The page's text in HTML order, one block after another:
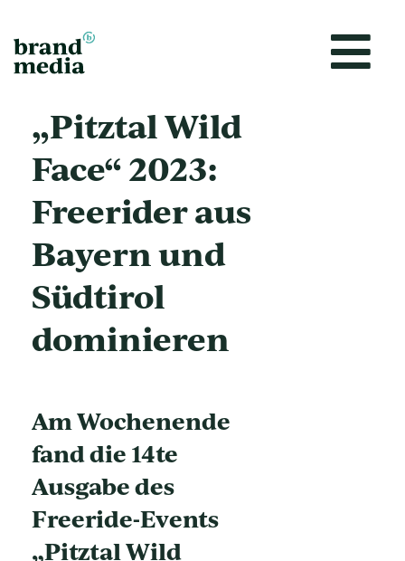
contenuto
„Pitztal Wild
Face“ 2023:
Freerider aus
Bayern und
Südtirol
dominieren
Am Wochenende
fand die 14te
Ausgabe des
Freeride-Events
„Pitztal Wild